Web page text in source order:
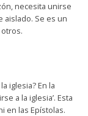
necesita unirse
aislado. Se es un
iglesia? En la
a la iglesia’. Esta
en las Epístolas.